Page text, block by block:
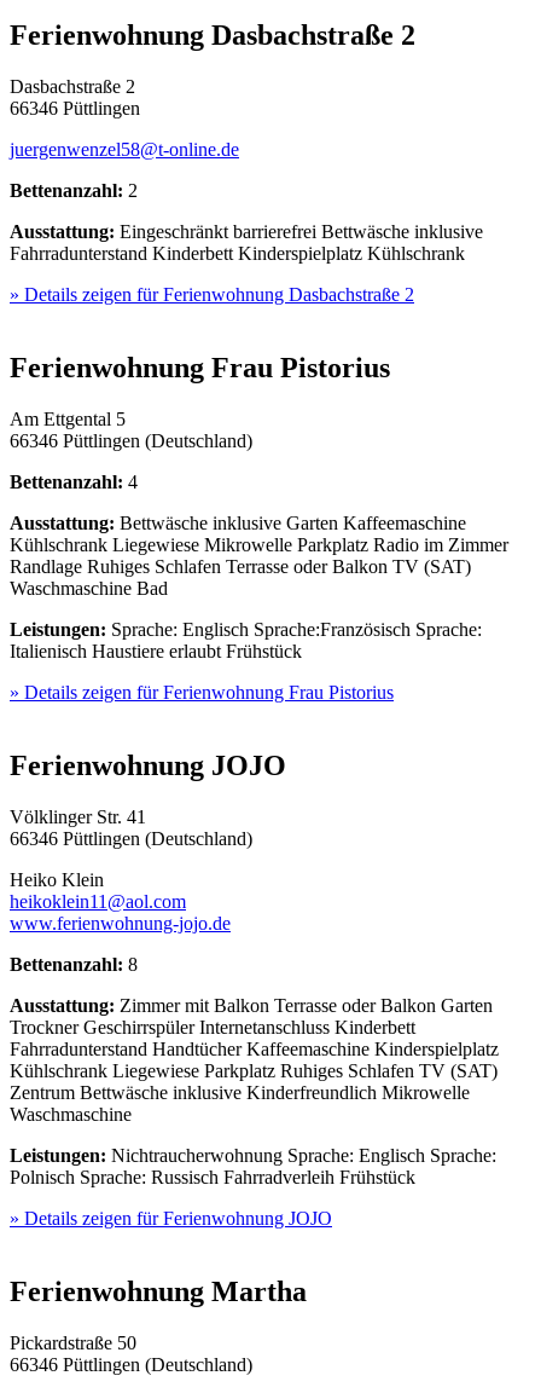
Ferienwohnung Dasbachstraße 2
Dasbachstraße 2
66346 Püttlingen
juergenwenzel58@t-online.de
Bettenanzahl: 2
Ausstattung: Eingeschränkt barrierefrei Bettwäsche inklusive
Fahrradunterstand Kinderbett Kinderspielplatz Kühlschrank
» Details zeigen für Ferienwohnung Dasbachstraße 2
Ferienwohnung Frau Pistorius
Am Ettgental 5
66346 Püttlingen (Deutschland)
Bettenanzahl: 4
Ausstattung: Bettwäsche inklusive Garten Kaffeemaschine
Kühlschrank Liegewiese Mikrowelle Parkplatz Radio im Zimmer
Randlage Ruhiges Schlafen Terrasse oder Balkon TV (SAT)
Waschmaschine Bad
Leistungen: Sprache: Englisch Sprache:Französisch Sprache:
Italienisch Haustiere erlaubt Frühstück
» Details zeigen für Ferienwohnung Frau Pistorius
Ferienwohnung JOJO
Völklinger Str. 41
66346 Püttlingen (Deutschland)
Heiko Klein
heikoklein11@aol.com
www.ferienwohnung-jojo.de
Bettenanzahl: 8
Ausstattung: Zimmer mit Balkon Terrasse oder Balkon Garten
Trockner Geschirrspüler Internetanschluss Kinderbett
Fahrradunterstand Handtücher Kaffeemaschine Kinderspielplatz
Kühlschrank Liegewiese Parkplatz Ruhiges Schlafen TV (SAT)
Zentrum Bettwäsche inklusive Kinderfreundlich Mikrowelle
Waschmaschine
Leistungen: Nichtraucherwohnung Sprache: Englisch Sprache:
Polnisch Sprache: Russisch Fahrradverleih Frühstück
» Details zeigen für Ferienwohnung JOJO
Ferienwohnung Martha
Pickardstraße 50
66346 Püttlingen (Deutschland)